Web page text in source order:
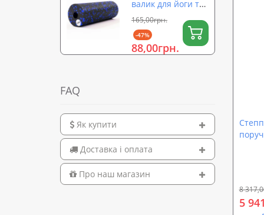
валик для йоги та
масажу спини EPP
(масажер для
спини, шиї, ніг)
OSPORT 15х5см
165,00грн.
-47%
88,00грн.
FAQ
Як купити
Доставка і оплата
Про наш магазин
8
5